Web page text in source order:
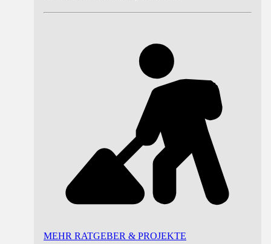
MEHR RATGEBER & PROJEKTE